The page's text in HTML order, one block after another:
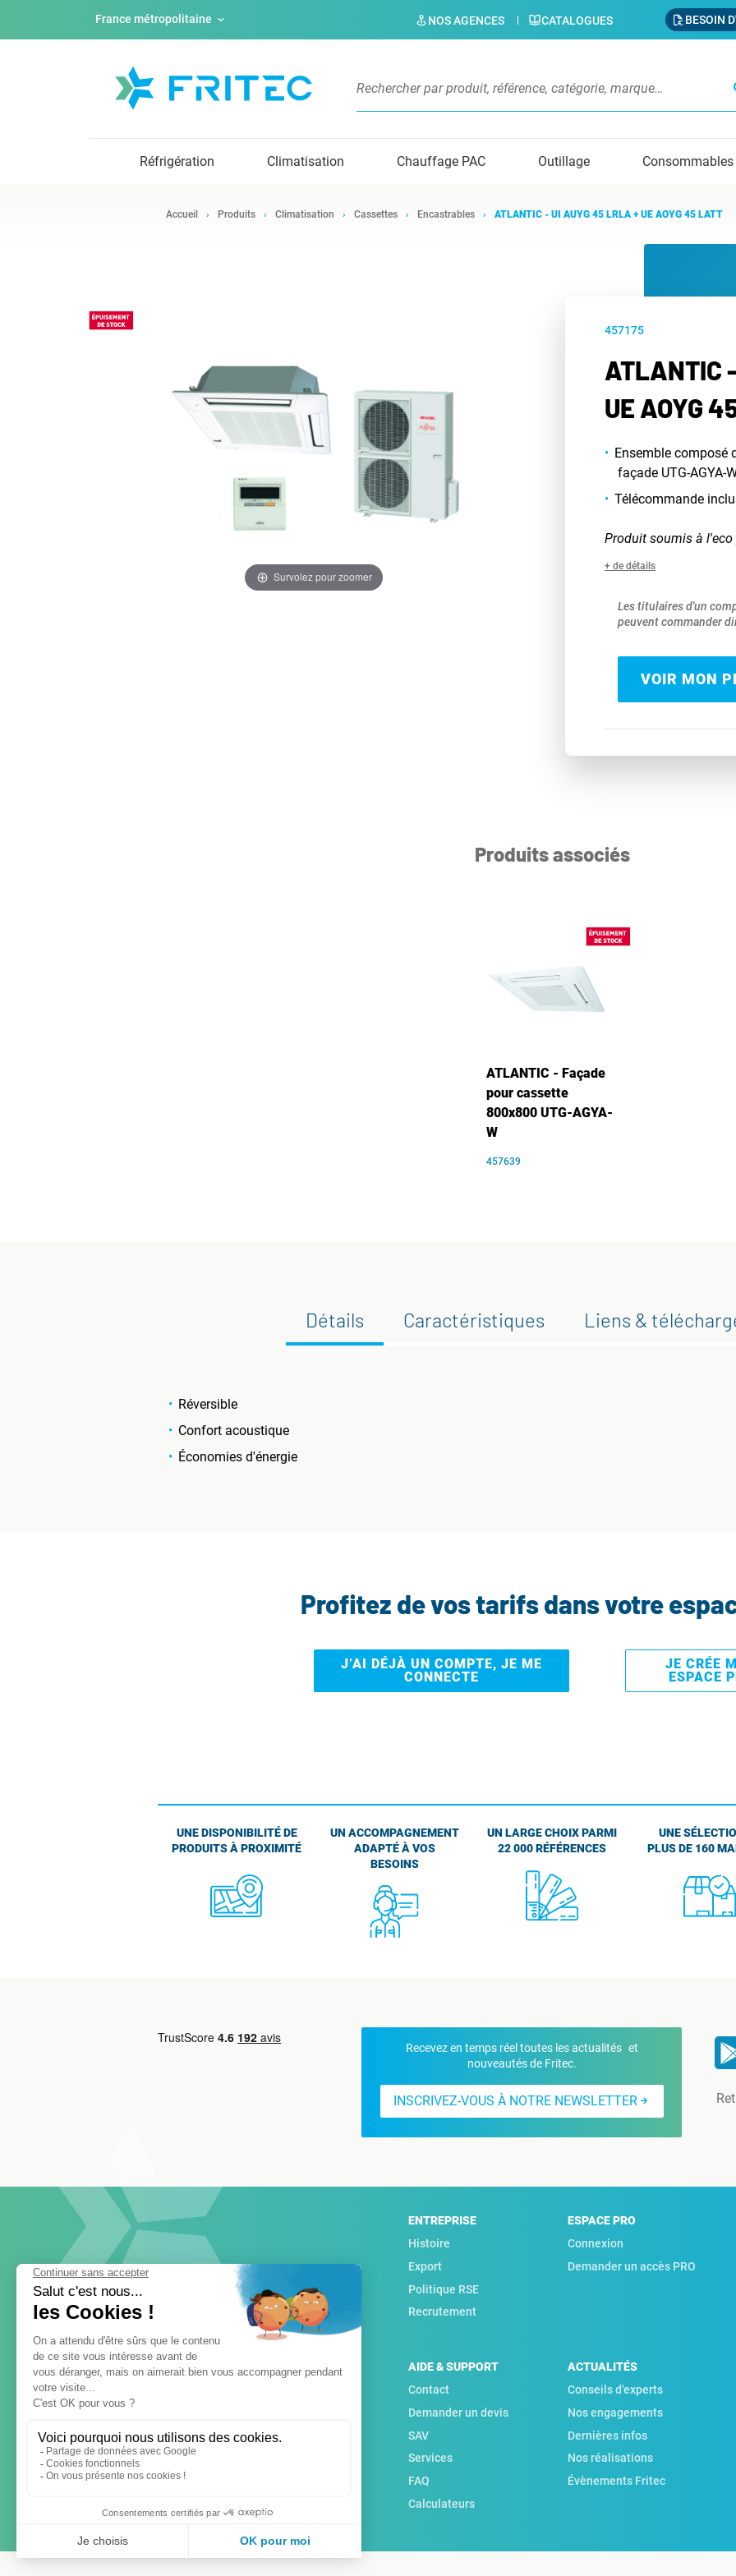
France métropolitaine NOS AGENCES CATALOGUES BESOIN
Réfrigération Climatisation Chauffage PAC Outillage Consommables
Accueil Produits Climatisation Cassettes Encastrables ATLANTIC - UI AUYG 45 LRLA + UE AOYG 45 LATT
Survolez pour zoomer
457175
ATLANTIC
UE AOYG
Ensemble composé
façade UTG-AGYA-
Télécommande
Produit soumis à l'eco
+ de détails
Les titulaires d'un
peuvent commander
VOIR MON
Produits associés
ATLANTIC - Façade
pour cassette
800x800 UTG-AGYA-
W
457639
Détails Caractéristiques Liens &
Réversible
Confort acoustique
Économies d'énergie
Profitez de vos tarifs dans votre
J’AI DÉJÀ UN COMPTE, JE ME
CONNECTE
JE CRÉE
ESPACE
UNE DISPONIBILITÉ DE
PRODUITS À PROXIMITÉ
UN ACCOMPAGNEMENT
ADAPTÉ À VOS
BESOINS
UN LARGE CHOIX PARMI
22 000 RÉFÉRENCES
UNE
PLUS DE 160
Recevez en temps réel toutes les actualités et
nouveautés de Fritec.
INSCRIVEZ-VOUS À NOTRE NEWSLETTER
ENTREPRISE
Histoire
Export
Politique RSE
Recrutement
ESPACE PRO
Connexion
Demander un accès PRO
AIDE & SUPPORT
Contact
Demander un devis
SAV
Services
FAQ
Calculateurs
ACTUALITÉS
Conseils d'experts
Nos engagements
Dernières infos
Nos réalisations
Évènements Fritec